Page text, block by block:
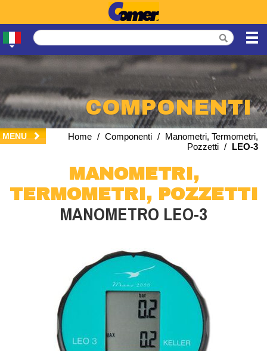
COMPONENTI
MENU Home / Componenti / Manometri, Termometri,
Pozzetti / LEO-3
MANOMETRI,
TERMOMETRI, POZZETTI
MANOMETRO LEO-3